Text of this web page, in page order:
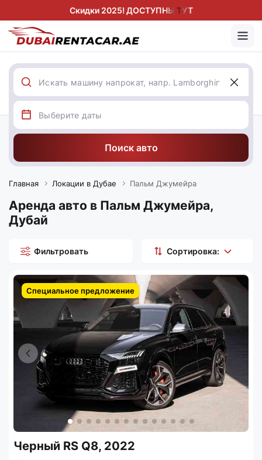
Скидки 2025! ДОСТУПНЫ ТУТ
Поиск авто
Главная Локации в Дубае Пальм Джумейра
Аренда авто в Пальм Джумейра,
Дубай
Фильтровать Сортировка:
Специальное предложение
Черный RS Q8, 2022